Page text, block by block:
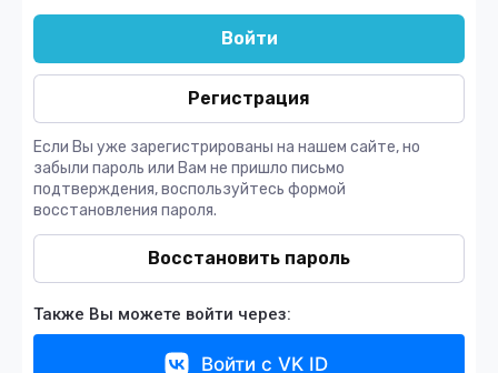
Войти
Регистрация
Если Вы уже зарегистрированы на нашем сайте, но
забыли пароль или Вам не пришло письмо
подтверждения, воспользуйтесь формой
восстановления пароля.
Восстановить пароль
Также Вы можете войти через:
Войти с VK ID